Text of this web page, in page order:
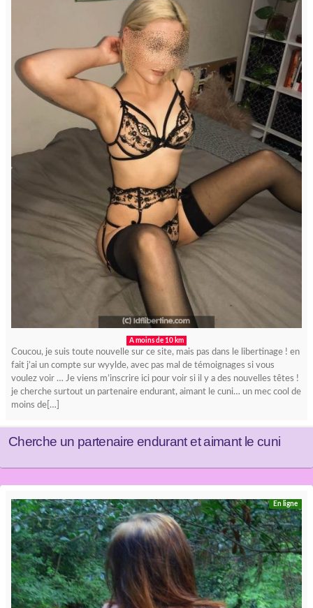
A moins de 10 km
Coucou, je suis toute nouvelle sur ce site, mais pas dans le libertinage ! en
fait j’ai un compte sur wyylde, avec pas mal de témoignages si vous
voulez voir … Je viens m’inscrire ici pour voir si il y a des nouvelles têtes !
je cherche surtout un partenaire endurant, aimant le cuni… un mec cool de
moins de[…]
Cherche un partenaire endurant et aimant le cuni
En ligne